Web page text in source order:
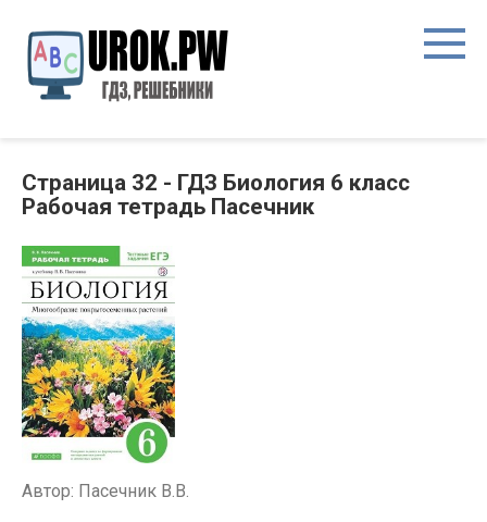
Страница 32 - ГДЗ Биология 6 класс
Рабочая тетрадь Пасечник
Автор: Пасечник В.В.